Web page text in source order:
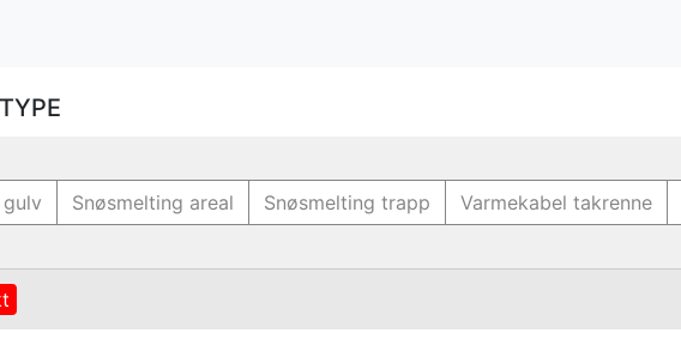
Snøsmelting areal Snøsmelting trapp Varmekabel takrenne